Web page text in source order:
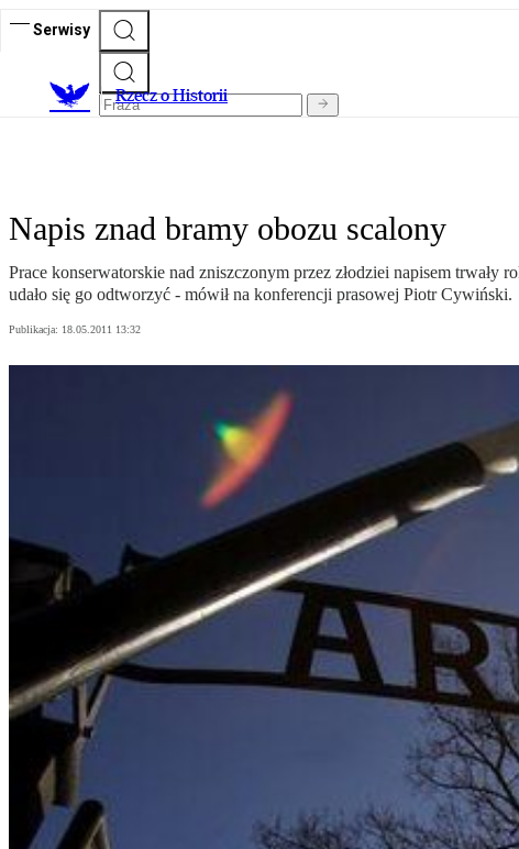
Serwisy
Rzecz o Historii
Napis znad bramy obozu scalony
Prace konserwatorskie nad zniszczonym przez złodziei napisem
udało się go odtworzyć - mówił na konferencji prasowej Piotr Cywiński.
Publikacja: 18.05.2011 13:32